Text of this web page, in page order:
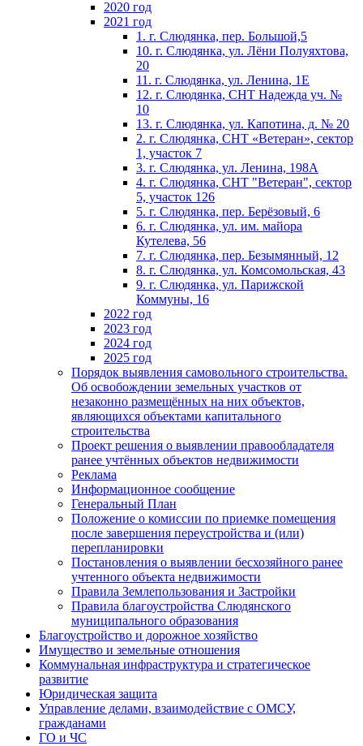
2020 год
2021 год
1. г. Слюдянка, пер. Большой,5
10. г. Слюдянка, ул. Лёни Полуяхтова,
20
11. г. Слюдянка, ул. Ленина, 1Е
12. г. Слюдянка, СНТ Надежда уч. №
10
13. г. Слюдянка, ул. Капотина, д. № 20
2. г. Слюдянка, СНТ «Ветеран», сектор
1, участок 7
3. г. Слюдянка, ул. Ленина, 198А
4. г. Слюдянка, СНТ "Ветеран", сектор
5, участок 126
5. г. Слюдянка, пер. Берёзовый, 6
6. г. Слюдянка, ул. им. майора
Кутелева, 56
7. г. Слюдянка, пер. Безымянный, 12
8. г. Слюдянка, ул. Комсомольская, 43
9. г. Слюдянка, ул. Парижской
Коммуны, 16
2022 год
2023 год
2024 год
2025 год
Порядок выявления самовольного строительства.
Об освобождении земельных участков от
незаконно размещённых на них объектов,
являющихся объектами капитального
строительства
Проект решения о выявлении правообладателя
ранее учтённых объектов недвижимости
Реклама
Информационное сообщение
Генеральный План
Положение о комиссии по приемке помещения
после завершения переустройства и (или)
перепланировки
Постановления о выявлении бесхозяйного ранее
учтенного объекта недвижимости
Правила Землепользования и Застройки
Правила благоустройства Слюдянского
муниципального образования
Благоустройство и дорожное хозяйство
Имущество и земельные отношения
Коммунальная инфраструктура и стратегическое
развитие
Юридическая защита
Управление делами, взаимодействие с ОМСУ,
гражданами
ГО и ЧС